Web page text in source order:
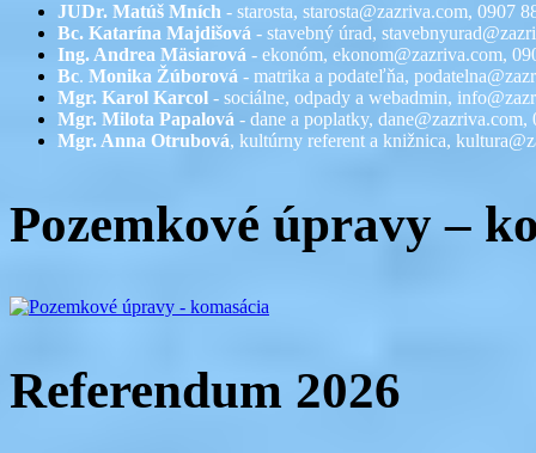
JUDr. Matúš Mních - starosta, starosta@zazriva.com, 0907
Bc. Katarína Majdišová - stavebný úrad,
Ing. Andrea Mäsiarová - ekonóm, ekonom@zazriva.com,
Bc. Monika Žúborová - matrika a podateľňa,
Mgr. Karol Karcol - sociálne, odpady a webadmin,
Mgr. Milota Papalová - dane a poplatky, dane@zazriva.com,
Mgr. Anna Otrubová, kultúrny referent a knižnica,
Pozemkové úpravy –
Referendum 2026